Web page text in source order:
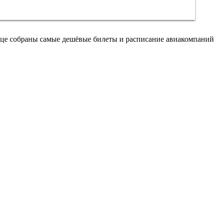
собраны самые дешёвые билеты и расписание